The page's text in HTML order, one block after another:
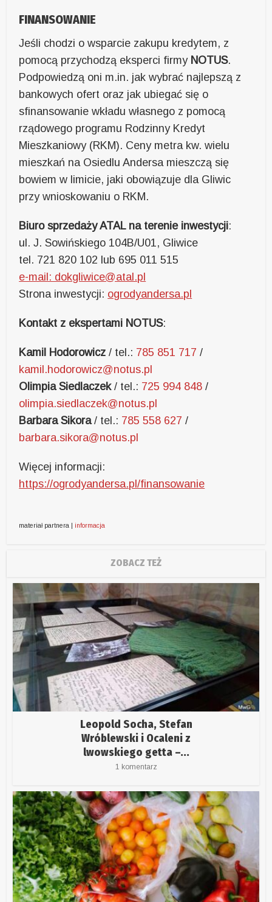
FINANSOWANIE
Jeśli chodzi o wsparcie zakupu kredytem, z
pomocą przychodzą eksperci firmy NOTUS.
Podpowiedzą oni m.in. jak wybrać najlepszą z
bankowych ofert oraz jak ubiegać się o
sfinansowanie wkładu własnego z pomocą
rządowego programu Rodzinny Kredyt
Mieszkaniowy (RKM). Ceny metra kw. wielu
mieszkań na Osiedlu Andersa mieszczą się
bowiem w limicie, jaki obowiązuje dla Gliwic
przy wnioskowaniu o RKM.
Biuro sprzedaży ATAL na terenie inwestycji:
ul. J. Sowińskiego 104B/U01, Gliwice
tel. 721 820 102 lub 695 011 515
e-mail: dokgliwice@atal.pl
Strona inwestycji: ogrodyandersa.pl
Kontakt z ekspertami NOTUS:
Kamil Hodorowicz / tel.: 785 851 717 /
kamil.hodorowicz@notus.pl
Olimpia Siedlaczek/ tel.: 725 994 848 /
olimpia.siedlaczek@notus.pl
Barbara Sikora/ tel.: 785 558 627 /
barbara.sikora@notus.pl
Więcej informacji:
https://ogrodyandersa.pl/finansowanie
materiał partnera | informacja
ZOBACZ TEŻ
Leopold Socha, Stefan
Wróblewski i Ocaleni z
lwowskiego getta –...
1 komentarz